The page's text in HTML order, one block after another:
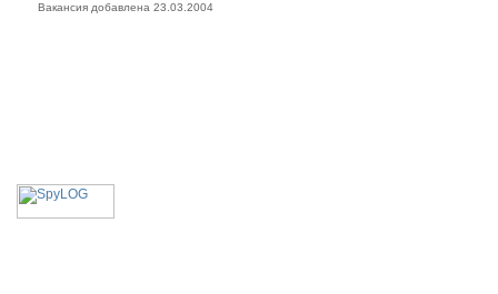
Вакансия добавлена 23.03.2004